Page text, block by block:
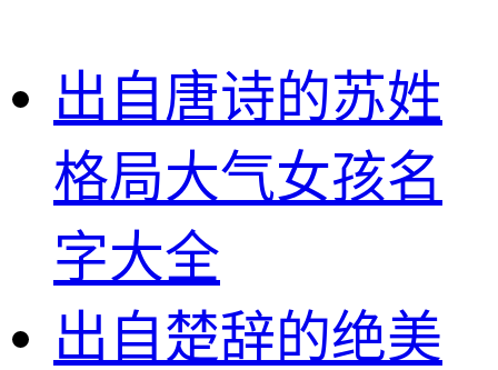
出自唐诗的苏姓
格局大气女孩名
字大全
出自楚辞的绝美